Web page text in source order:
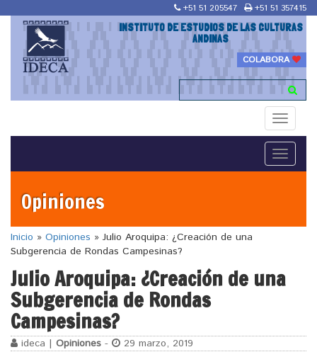
+51 51 205547 +51 51 357415
INSTITUTO DE ESTUDIOS DE LAS CULTURAS
ANDINAS
COLABORA
Toggle
Toggle
Opiniones
Inicio » Opiniones » Julio Aroquipa: ¿Creación de una
Subgerencia de Rondas Campesinas?
Julio Aroquipa: ¿Creación de una
Subgerencia de Rondas
Campesinas?
ideca | Opiniones - 29 marzo, 2019